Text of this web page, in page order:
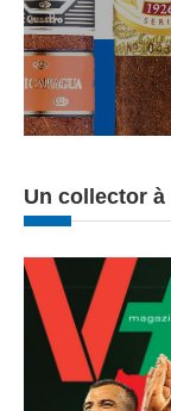
Un collector à